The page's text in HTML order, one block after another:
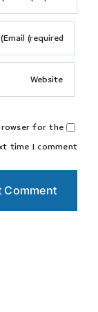
for the
time I comment.